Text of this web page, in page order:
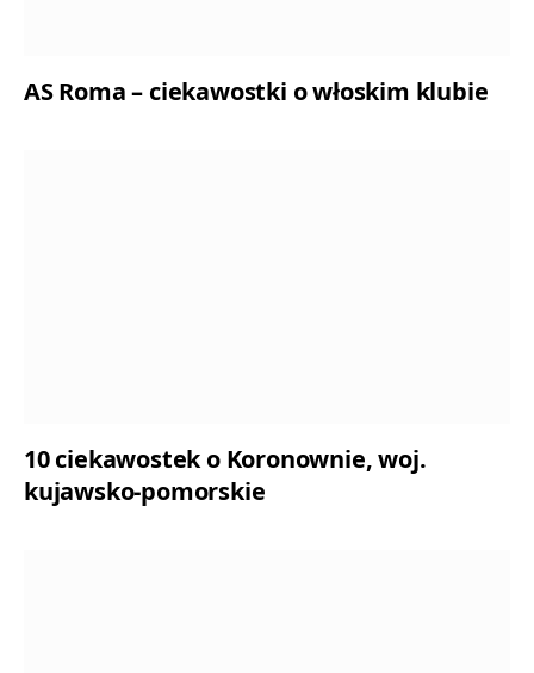
AS Roma – ciekawostki o włoskim klubie
10 ciekawostek o Koronownie, woj.
kujawsko-pomorskie